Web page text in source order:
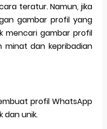
teratur. Namun, jika
gambar profil yang
mencari gambar profil
minat dan kepribadian
profil WhatsApp
dan unik.